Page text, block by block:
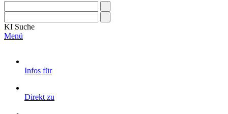
KI Suche
Menü
Infos für
Direkt zu